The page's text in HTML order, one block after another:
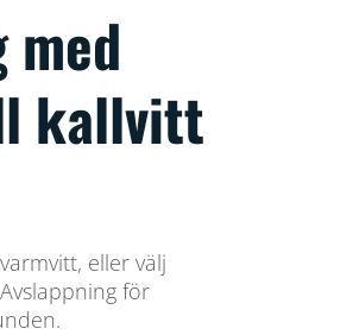
kallvitt
eller välj
för